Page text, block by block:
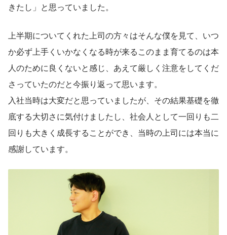
きたし」と思っていました。
上半期についてくれた上司の方々はそんな僕を見て、いつ
か必ず上手くいかなくなる時が来るこのまま育てるのは本
人のために良くないと感じ、あえて厳しく注意をしてくだ
さっていたのだと今振り返って思います。
入社当時は大変だと思っていましたが、その結果基礎を徹
底する大切さに気付けましたし、社会人として一回りも二
回りも大きく成長することができ、当時の上司には本当に
感謝しています。